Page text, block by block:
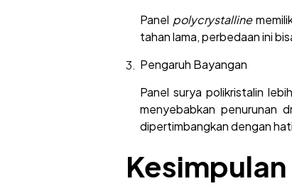
Panel polycrystalline
tahan lama, perbedaan ini
Pengaruh Bayangan
Panel surya polikristalin
menyebabkan penurunan
dipertimbangkan dengan
Kesimpulan